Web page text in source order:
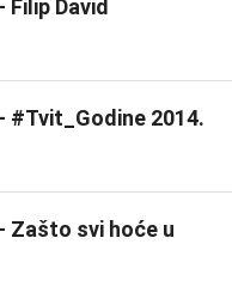
Filip David
#Tvit_Godine 2014.
Zašto svi hoće u